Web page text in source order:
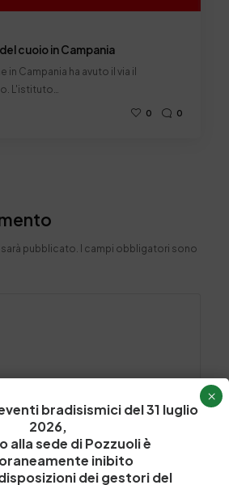
cuoio in Campania
in Campania ha avuto il via il
L'istituto…
0 0
pubblicato. I campi obbligatori sono
bradisismici del 31 luglio
2026,
alla sede di Pozzuoli è
inibito
dei gestori del
×